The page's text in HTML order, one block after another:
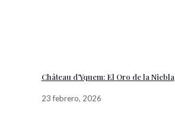
Château d’Yquem: El Oro de la Niebla
23 febrero, 2026